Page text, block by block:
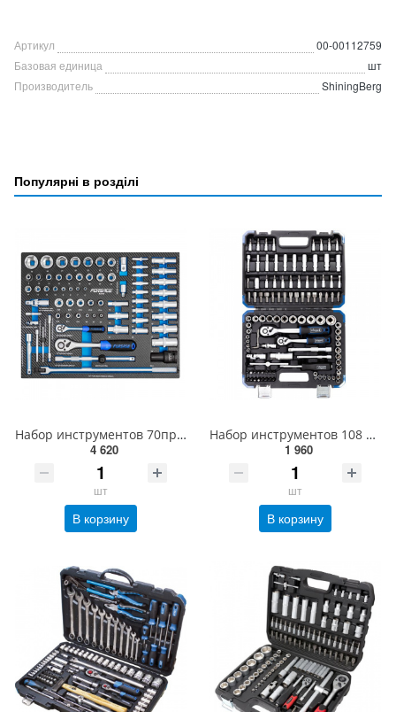
Артикул
00-00112759
Базовая единица
шт
Производитель
ShiningBerg
Популярні в розділі
Набор инструментов 70пр. (ложемент) Forsage F-K4701
4 620
шт
В корзину
Набор инструментов 108 предметов 1/4'', 3/8'' (6гр.) SCHEPPACH SCH-41082-5DS
1 960
шт
В корзину